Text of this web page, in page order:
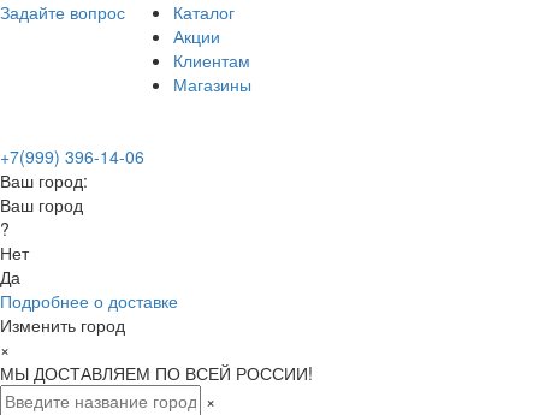
Задайте вопрос
Каталог
Акции
Клиентам
Магазины
+7(999) 396-14-06
Ваш город:
Ваш город
?
Нет
Да
Подробнее о доставке
Изменить город
×
МЫ ДОСТАВЛЯЕМ ПО ВСЕЙ РОССИИ!
×